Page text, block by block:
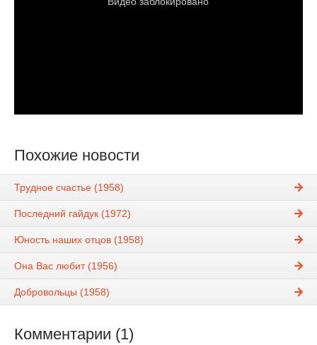
Похожие новости
Трудное счастье (1958)
Последний гайдук (1972)
Юность наших отцов (1958)
Она Вас любит (1956)
Добровольцы (1958)
Комментарии (1)